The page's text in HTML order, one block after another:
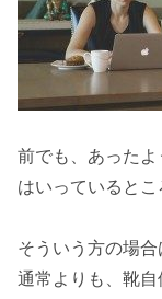
前でも、あったよ
はいっているとこ
そういう方の場合
通常よりも、 靴自